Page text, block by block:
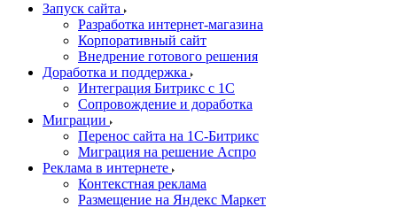
Запуск сайта
Разработка интернет-магазина
Корпоративный сайт
Внедрение готового решения
Доработка и поддержка
Интеграция Битрикс с 1С
Сопровождение и доработка
Миграции
Перенос сайта на 1С-Битрикс
Миграция на решение Аспро
Реклама в интернете
Контекстная реклама
Размещение на Яндекс Маркет